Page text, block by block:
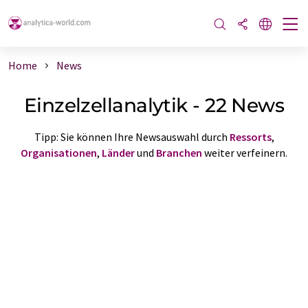
Home News
Einzelzellanalytik - 22 News
Tipp: Sie können Ihre Newsauswahl durch Ressorts,
Organisationen, Länderund Branchen weiter verfeinern.